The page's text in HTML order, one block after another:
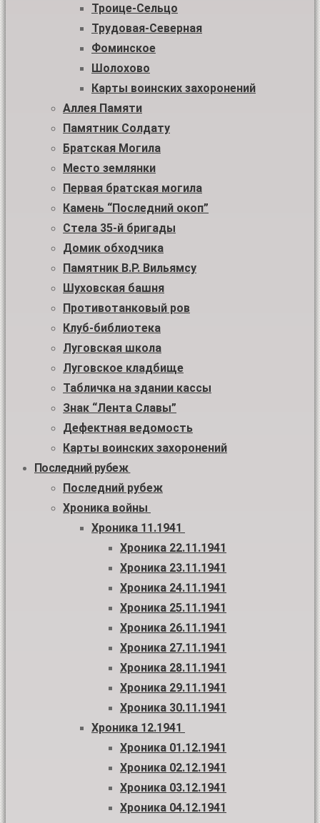
Троице-Сельцо
Трудовая-Северная
Фоминское
Шолохово
Карты воинских захоронений
Аллея Памяти
Памятник Солдату
Братская Могила
Место землянки
Первая братская могила
Камень “Последний окоп”
Стела 35-й бригады
Домик обходчика
Памятник В.Р. Вильямсу
Шуховская башня
Противотанковый ров
Клуб-библиотека
Луговская школа
Луговское кладбище
Табличка на здании кассы
Знак “Лента Славы”
Дефектная ведомость
Карты воинских захоронений
Последний рубеж
Последний рубеж
Хроника войны
Хроника 11.1941
Хроника 22.11.1941
Хроника 23.11.1941
Хроника 24.11.1941
Хроника 25.11.1941
Хроника 26.11.1941
Хроника 27.11.1941
Хроника 28.11.1941
Хроника 29.11.1941
Хроника 30.11.1941
Хроника 12.1941
Хроника 01.12.1941
Хроника 02.12.1941
Хроника 03.12.1941
Хроника 04.12.1941